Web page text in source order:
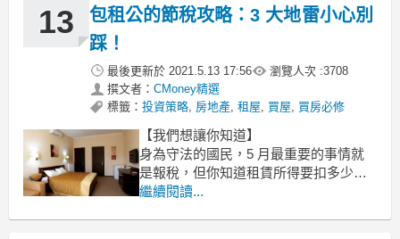
也難以
13
包租公的節稅攻略：3 大地雷小心別
踩！
最後更新於 2021.5.13 17:56 瀏覽人次 :3708
撰文者： CMoney精選
標籤： 投資策略, 房地產, 租屋, 買屋, 買房必修
【我們想讓你知道】
身為守法的國民，5 月最重要的事情就
是報稅，但你知道租賃所得要扣多少稅
嗎？知道當收租變主業時，還要繳營業
繼續閱讀...